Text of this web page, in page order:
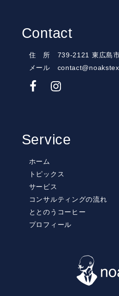
Contact
住 所 739-2121 東広島市
メール
Service
ホーム
トピックス
サービス
コンサルティングの流れ
ととのうコーヒー
プロフィール